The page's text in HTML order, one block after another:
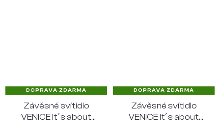
DOPRAVA ZDARMA
Závěsné svítidlo
VENICE It´s about
DOPRAVA ZDARMA
Závěsné svítidlo
VENICE It´s about